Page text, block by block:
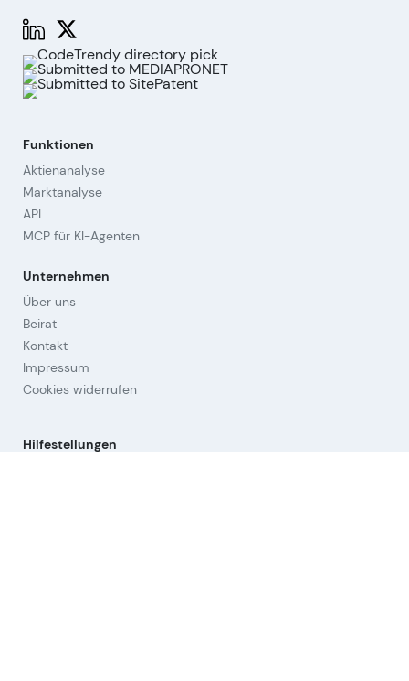
Funktionen
Aktienanalyse
Marktanalyse
API
MCP für KI-Agenten
Unternehmen
Über uns
Beirat
Kontakt
Impressum
Cookies widerrufen
Hilfestellungen